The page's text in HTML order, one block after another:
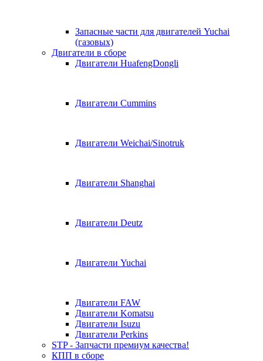
Запасные части для двигателей Yuchai
(газовых)
Двигатели в сборе
Двигатели HuafengDongli
Двигатели Cummins
Двигатели Weichai/Sinotruk
Двигатели Shanghai
Двигатели Deutz
Двигатели Yuchai
Двигатели FAW
Двигатели Komatsu
Двигатели Isuzu
Двигатели Perkins
STP - Запчасти премиум качества!
КПП в сборе